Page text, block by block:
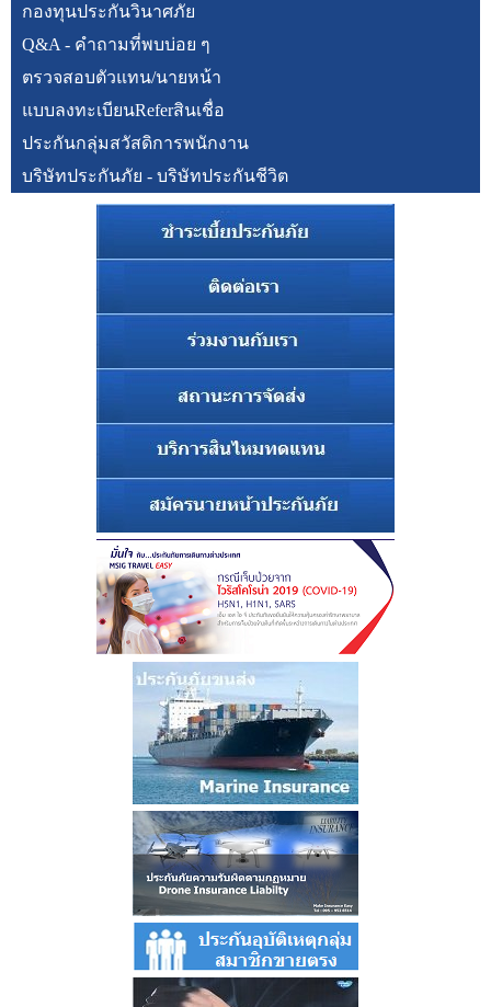
กองทุนประกันวินาศภัย
Q&A - คำถามที่พบบ่อย ๆ
ตรวจสอบตัวแทน/นายหน้า
แบบลงทะเบียนReferสินเชื่อ
ประกันกลุ่มสวัสดิการพนักงาน
บริษัทประกันภัย - บริษัทประกันชีวิต